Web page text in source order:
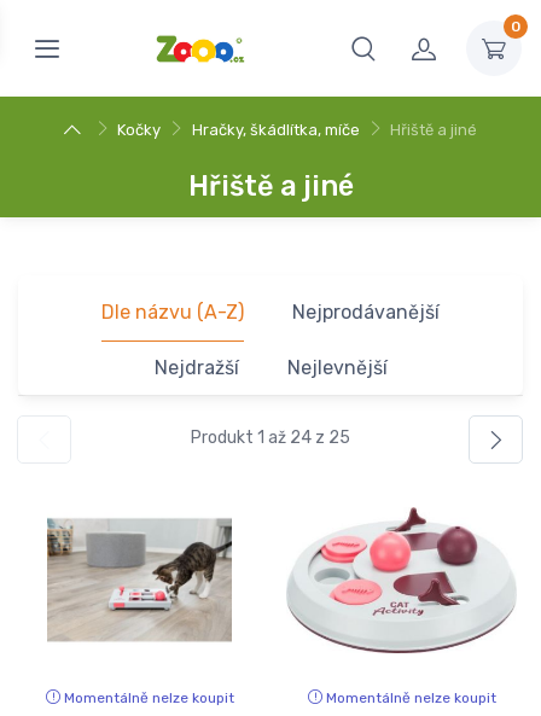
0
Kočky Hračky, škádlítka, míče Hřiště a jiné
Hřiště a jiné
Dle názvu (A-Z) Nejprodávanější
Nejdražší Nejlevnější
Produkt 1 až 24 z 25
Momentálně nelze koupit Momentálně nelze koupit